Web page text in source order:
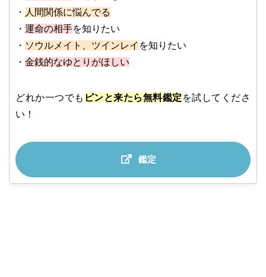
・ 人間関係に悩んでる
・ 運命の相手を知りたい
・ ソウルメイト、ツインレイ を知りたい
・ 金銭的なゆとりがほしい
どれか一つでも ピンと来たら無料鑑定 を試してくださ
い！
鑑定